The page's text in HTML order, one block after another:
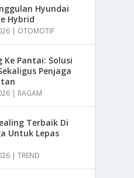
Hyundai
Hybrid
| OTOMOTIF
Ke Pantai: Solusi
Penjaga
| RAGAM
Terbaik Di
Untuk Lepas
|TREND